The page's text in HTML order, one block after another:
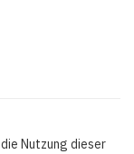
die Nutzung dieser